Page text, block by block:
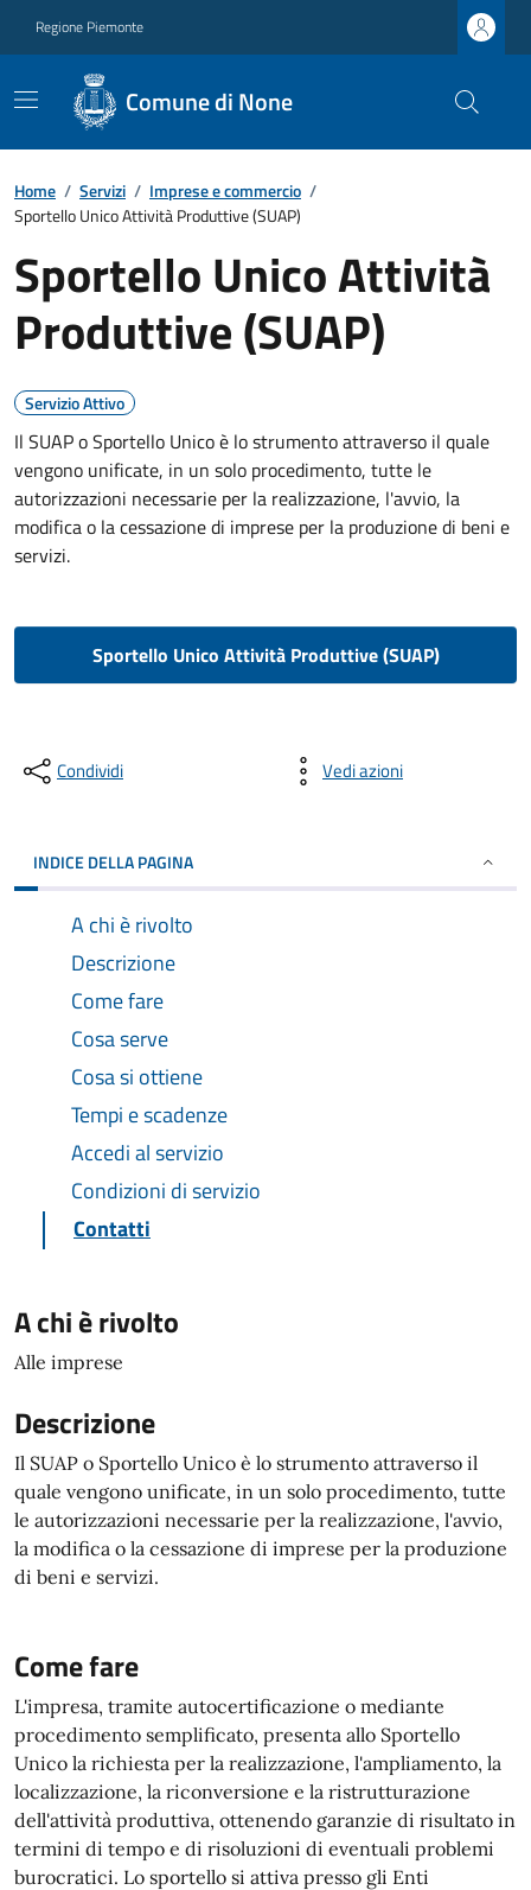
Regione Piemonte
Comune di None
Home / Servizi / Imprese e commercio /
Sportello Unico Attività Produttive (SUAP)
Sportello Unico Attività
Produttive (SUAP)
Servizio Attivo
Il SUAP o Sportello Unico è lo strumento attraverso il quale
vengono unificate, in un solo procedimento, tutte le
autorizzazioni necessarie per la realizzazione, l'avvio, la
modifica o la cessazione di imprese per la produzione di beni e
servizi.
Sportello Unico Attività Produttive (SUAP)
Condividi Vedi azioni
INDICE DELLA PAGINA
A chi è rivolto
Descrizione
Come fare
Cosa serve
Cosa si ottiene
Tempi e scadenze
Accedi al servizio
Condizioni di servizio
Contatti
A chi è rivolto
Alle imprese
Descrizione
Il SUAP o Sportello Unico è lo strumento attraverso il
quale vengono unificate, in un solo procedimento, tutte
le autorizzazioni necessarie per la realizzazione, l'avvio,
la modifica o la cessazione di imprese per la produzione
di beni e servizi.
Come fare
L'impresa, tramite autocertificazione o mediante
procedimento semplificato, presenta allo Sportello
Unico la richiesta per la realizzazione, l'ampliamento, la
localizzazione, la riconversione e la ristrutturazione
dell'attività produttiva, ottenendo garanzie di risultato in
termini di tempo e di risoluzioni di eventuali problemi
burocratici. Lo sportello si attiva presso gli Enti